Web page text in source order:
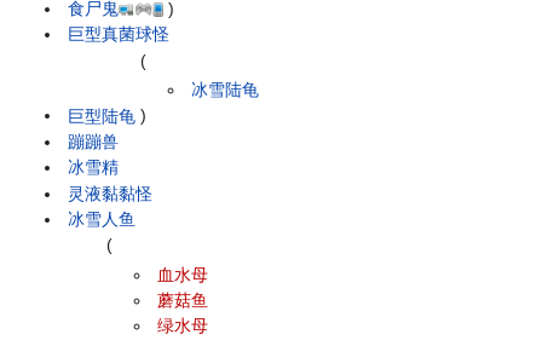
食尸鬼
)
巨型真菌球怪
巨型陆龟
(
冰雪陆龟
)
蹦蹦兽
冰雪精
灵液黏黏怪
冰雪人鱼
(
血水母
蘑菇鱼
绿水母